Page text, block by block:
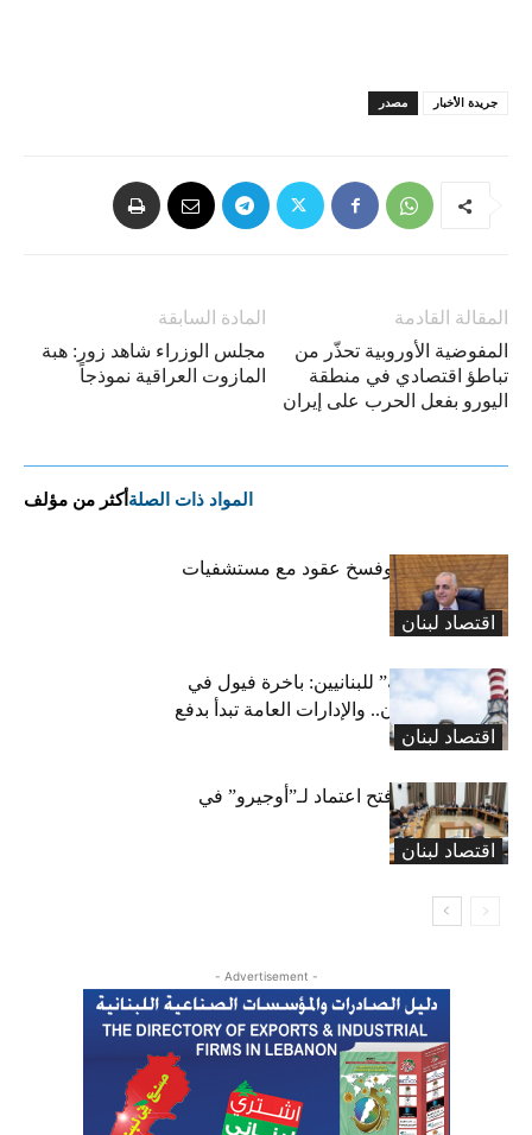
مصدر جريدة الأخبار
المادة السابقة
مجلس الوزراء شاهد زور: هبة
المازوت العراقية نموذجاً
المقالة القادمة
المفوضية الأوروبية تحذّر من
تباطؤ اقتصادي في منطقة
اليورو بفعل الحرب على إيران
المواد ذات الصلة أكثر من مؤلف
اقتصاد لبنان
كركي: إنذارات وفسخ عقود مع مستشفيات
مخالفة
اقتصاد لبنان
بشرى “كهربائية” للبنانيين: باخرة فيول في
طريقها إلى لبنان.. والإدارات العامة تبدأ بدفع
متوجباتها
اقتصاد لبنان
لجنة المال تقرّ فتح اعتماد لـ”أوجيرو” في
موازنة 2026
- Advertisement -